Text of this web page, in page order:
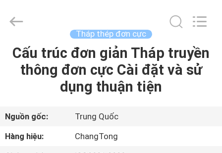
NHÀ
PHẨM
Structure
Rights
Reserved.
Tháp thép đơn cực
Cấu trúc đơn giản Tháp truyền
thông đơn cực Cài đặt và sử
dụng thuận tiện
Nguồn gốc:
Trung Quốc
Hàng hiệu:
ChangTong